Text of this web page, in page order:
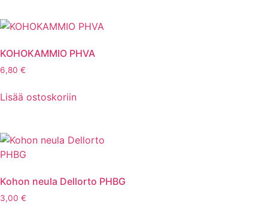
KOHOKAMMIO PHVA
6,80 €
Lisää ostoskoriin
Kohon neula Dellorto PHBG
3,00 €